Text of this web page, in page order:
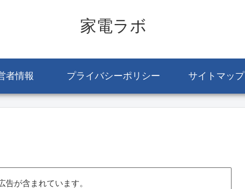
家電ラボ
者情報 プライバシーポリシー サイトマップ
告が含まれています。